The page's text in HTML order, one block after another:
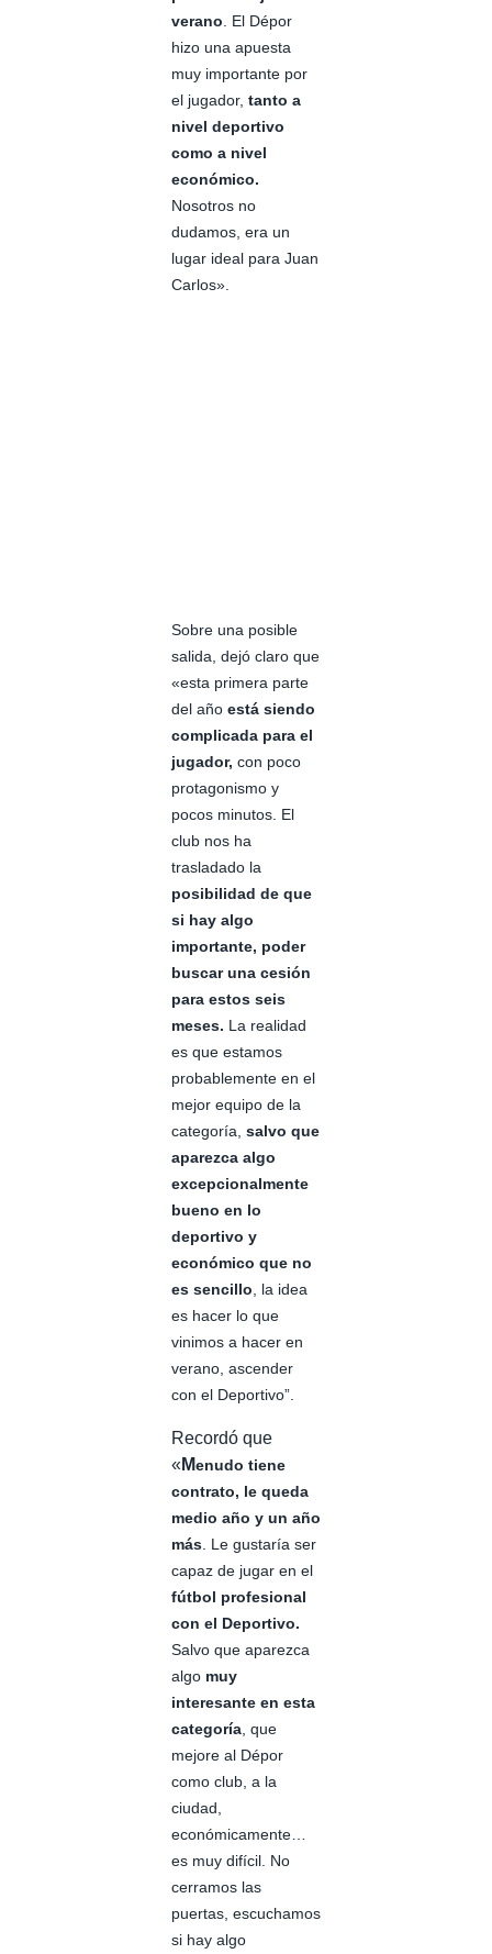
verano . El Dépor
hizo una apuesta
muy importante por
el jugador, tanto a
nivel deportivo
como a nivel
económico.
Nosotros no
dudamos, era un
lugar ideal para Juan
Carlos».
Sobre una posible
salida, dejó claro que
«esta primera parte
del año está siendo
complicada para el
jugador, con poco
protagonismo y
pocos minutos. El
club nos ha
trasladado la
posibilidad de que
si hay algo
importante, poder
buscar una cesión
para estos seis
meses. La realidad
es que estamos
probablemente en el
mejor equipo de la
categoría, salvo que
aparezca algo
excepcionalmente
bueno en lo
deportivo y
económico que no
es sencillo , la idea
es hacer lo que
vinimos a hacer en
verano, ascender
con el Deportivo”.
Recordó que
« Menudo tiene
contrato, le queda
medio año y un año
más . Le gustaría ser
capaz de jugar en el
fútbol profesional
con el Deportivo.
Salvo que aparezca
algo muy
interesante en esta
categoría , que
mejore al Dépor
como club, a la
ciudad,
económicamente…
es muy difícil. No
cerramos las
puertas, escuchamos
si hay algo